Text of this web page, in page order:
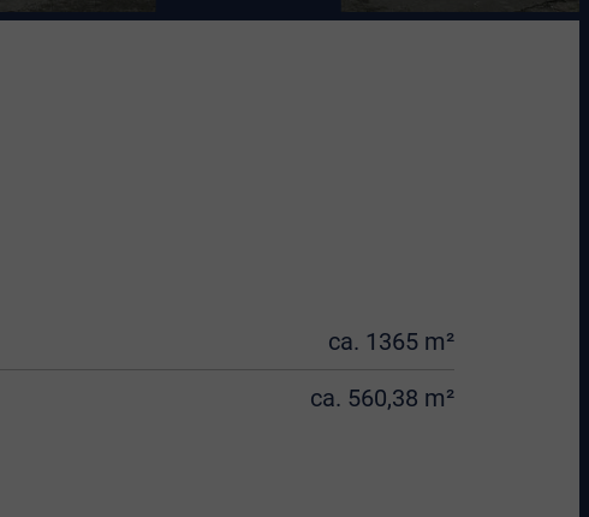
ca. 1365 m²
ca. 560,38 m²